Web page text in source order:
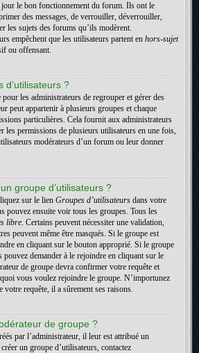
le bon fonctionnement du forum. Ils ont le
des messages, de verrouiller, déverrouiller,
les sujets des forums qu’ils modèrent.
empêchent que les utilisateurs partent en hors-sujet
ou offensant.
d’utilisateurs ?
les administrateurs de regrouper et gérer des
peut appartenir à plusieurs groupes et chaque
particulières. Cela fournit aux administrateurs
les permissions de plusieurs utilisateurs en une fois,
modérateurs d’un forum ou leur donner
groupe d’utilisateurs ?
sur le lien Groupes d’utilisateurs dans votre
pouvez ensuite voir tous les groupes. Tous les
libre. Certains peuvent nécessiter une validation,
peuvent même être masqués. Si le groupe est
en cliquant sur le bouton approprié. Si le groupe
demander à le rejoindre en cliquant sur le
de groupe devra confirmer votre requête et
vous voulez rejoindre le groupe. N’importunez
votre requête, il a sûrement ses raisons.
de groupe ?
par l’administrateur, il leur est attribué un
un groupe d’utilisateurs, contactez